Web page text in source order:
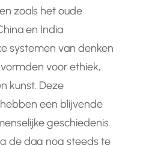
zoals het oude
en India
systemen van denken
voor ethiek,
kunst. Deze
een blijvende
geschiedenis
de dag nog steeds te